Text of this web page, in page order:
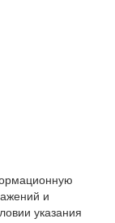
и
указания